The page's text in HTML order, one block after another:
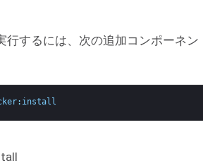
行するには、次の追加コンポーネ
: install